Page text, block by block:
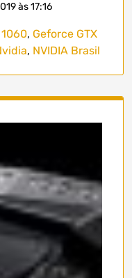
às 17:16
1060, Geforce GTX
, NVIDIA Brasil